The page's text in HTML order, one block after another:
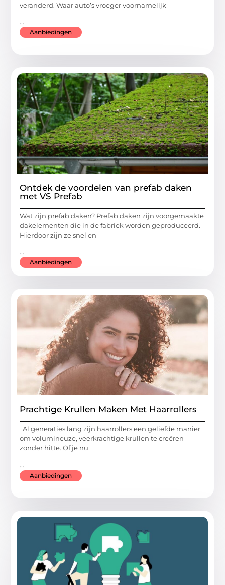
veranderd. Waar auto’s vroeger voornamelijk
...
Aanbiedingen
Ontdek de voordelen van prefab daken
met VS Prefab
Wat zijn prefab daken? Prefab daken zijn voorgemaakte
dakelementen die in de fabriek worden geproduceerd.
Hierdoor zijn ze snel en
...
Aanbiedingen
Prachtige Krullen Maken Met Haarrollers
Al generaties lang zijn haarrollers een geliefde manier
om volumineuze, veerkrachtige krullen te creëren
zonder hitte. Of je nu
...
Aanbiedingen